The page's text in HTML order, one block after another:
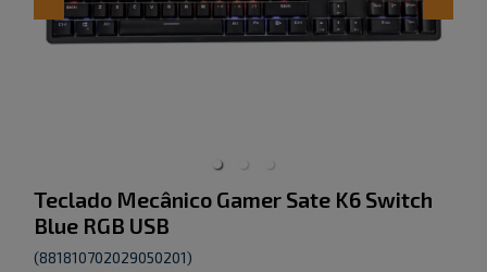
Teclado Mecânico Gamer Sate K6 Switch
Blue RGB USB
(881810702029050201)